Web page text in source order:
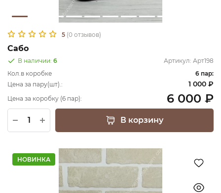
5 (0 отзывов)
Сабо
В наличии: 6 Артикул: Арт198
Кол.в коробке
6 пар:
Цена за пару(шт).:
1 000 ₽
Цена за коробку (6 пар): 6 000 ₽
В корзину
НОВИНКА